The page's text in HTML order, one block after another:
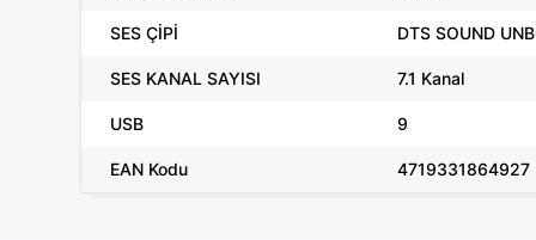
SES ÇİPİ DTS SOUND
SES KANAL SAYISI 7.1 Kanal
USB 9
EAN Kodu 4719331864927